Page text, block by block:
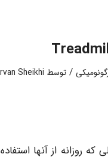
/ توسط Sheikhi
که روزانه از آنها